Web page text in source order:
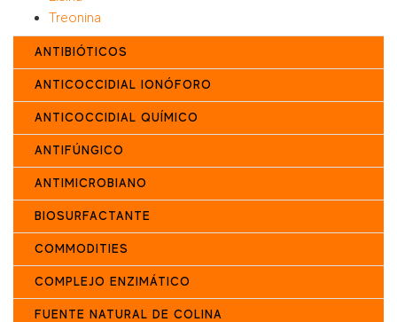
Treonina
ANTIBIÓTICOS
ANTICOCCIDIAL IONÓFORO
ANTICOCCIDIAL QUÍMICO
ANTIFÚNGICO
ANTIMICROBIANO
BIOSURFACTANTE
COMMODITIES
COMPLEJO ENZIMÁTICO
FUENTE NATURAL DE COLINA